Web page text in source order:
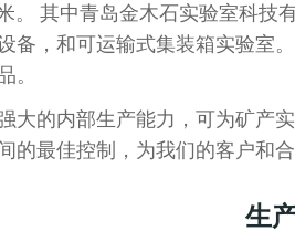
。 其中青岛金木石实验室科技
备，和可运输式集装箱实验室
。
大的内部生产能力，可为矿产
的最佳控制，为我们的客户和
生